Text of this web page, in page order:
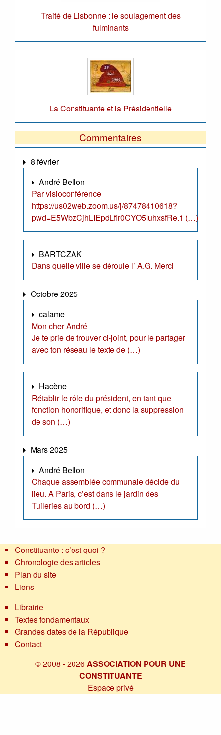
Traité de Lisbonne : le soulagement des
fulminants
La Constituante et la Présidentielle
Commentaires
8 février
André Bellon
Par visioconférence
https://us02web.zoom.us/j/87478410618?
pwd=E5WbzCjhLIEpdLfir0CYO5IuhxsfRe.1 (…)
BARTCZAK
Dans quelle ville se déroule l’ A.G. Merci
Octobre 2025
calame
Mon cher André
Je te prie de trouver ci-joint, pour le partager
avec ton réseau le texte de (…)
Hacène
Rétablir le rôle du président, en tant que
fonction honorifique, et donc la suppression
de son (…)
Mars 2025
André Bellon
Chaque assemblée communale décide du
lieu. A Paris, c’est dans le jardin des
Tuileries au bord (…)
Constituante : c’est quoi ?
Chronologie des articles
Plan du site
Liens
Librairie
Textes fondamentaux
Grandes dates de la République
Contact
© 2008 - 2026 ASSOCIATION POUR UNE
CONSTITUANTE
Espace privé